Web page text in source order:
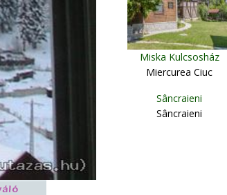
Miska Kulcsosház
Miercurea Ciuc
Sâncraieni
Sâncraieni